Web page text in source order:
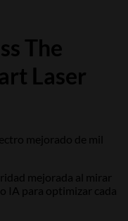
The
Laser
mejorado de mil
mejorada al mirar
IA para optimizar cada